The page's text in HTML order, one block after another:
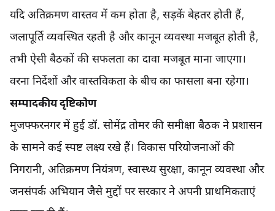
यदि अतिक्रमण वास्तव में कम होता है, सड़कें बेहतर होती हैं,
जलापूर्ति व्यवस्थित रहती है और कानून व्यवस्था मजबूत होती है,
तभी ऐसी बैठकों की सफलता का दावा मजबूत माना जाएगा।
वरना निर्देशों और वास्तविकता के बीच का फासला बना रहेगा।
सम्पादकीय दृष्टिकोण
मुजफ्फरनगर में हुई डॉ. सोमेंद्र तोमर की समीक्षा बैठक ने प्रशासन
के सामने कई स्पष्ट लक्ष्य रखे हैं। विकास परियोजनाओं की
निगरानी, अतिक्रमण नियंत्रण, स्वास्थ्य सुरक्षा, कानून व्यवस्था और
जनसंपर्क अभियान जैसे मुद्दों पर सरकार ने अपनी प्राथमिकताएं